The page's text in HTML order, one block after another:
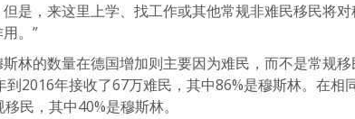
是，来这里上学、找工作或其他常规非难民移民将
。”
林的数量在德国增加则主要因为难民，而不是常规
到2016年接收了67万难民，其中86%是穆斯林。在相
民，其中40%是穆斯林。